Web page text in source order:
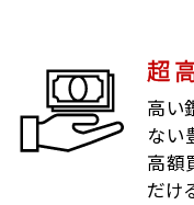
超
高い
ない
高額
だけ